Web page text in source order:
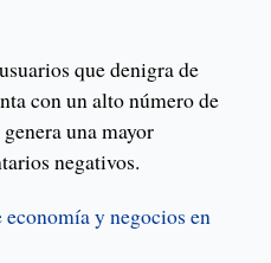
que denigra de
con un alto número de
una mayor
negativos.
y negocios en